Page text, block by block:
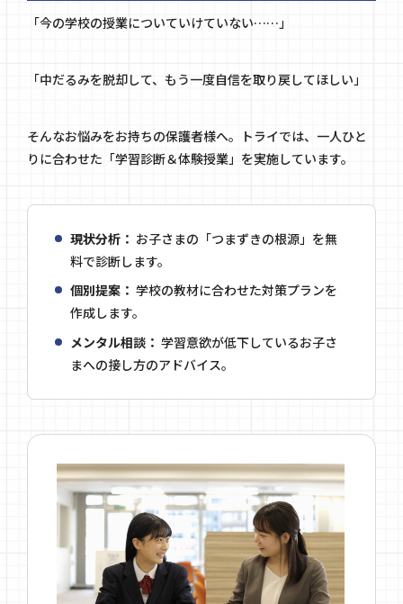
「今の学校の授業についていけていない……」
「中だるみを脱却して、もう一度自信を取り戻してほしい」
そんなお悩みをお持ちの保護者様へ。トライでは、一人ひと
りに合わせた「学習診断＆体験授業」を実施しています。
現状分析： お子さまの「つまずきの根源」を無
料で診断します。
個別提案： 学校の教材に合わせた対策プランを
作成します。
メンタル相談： 学習意欲が低下しているお子さ
まへの接し方のアドバイス。